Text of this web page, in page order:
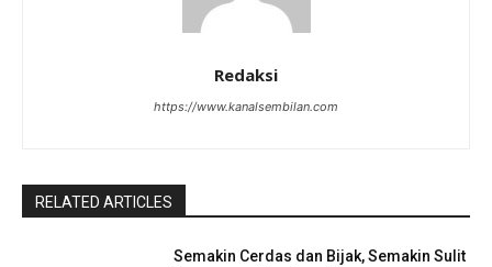
Redaksi
https://www.kanalsembilan.com
RELATED ARTICLES
Semakin Cerdas dan Bijak, Semakin Sulit